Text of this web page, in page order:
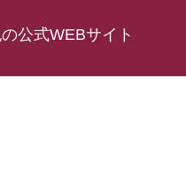
公式WEBサイト